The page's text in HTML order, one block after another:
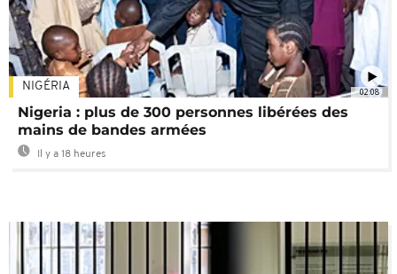
02:08
NIGÉRIA
Nigeria : plus de 300 personnes libérées des
mains de bandes armées
Il y a 18 heures